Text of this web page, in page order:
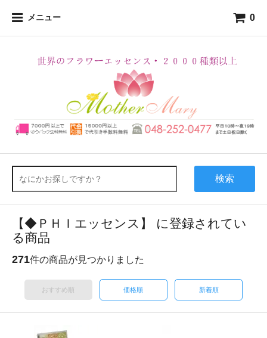
メニュー 0
検索
【◆ＰＨＩエッセンス】 に登録されてい
る商品
271件の商品が見つかりました
おすすめ順 価格順 新着順